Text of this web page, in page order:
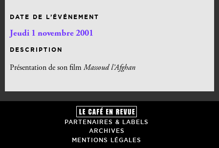
DATE DE L’ÉVÉNEMENT
Jeudi 1 novembre 2001
DESCRIPTION
Présentation de son film Massoud l’Afghan
PARTENAIRES & LABELS
ARCHIVES
MENTIONS LÉGALES